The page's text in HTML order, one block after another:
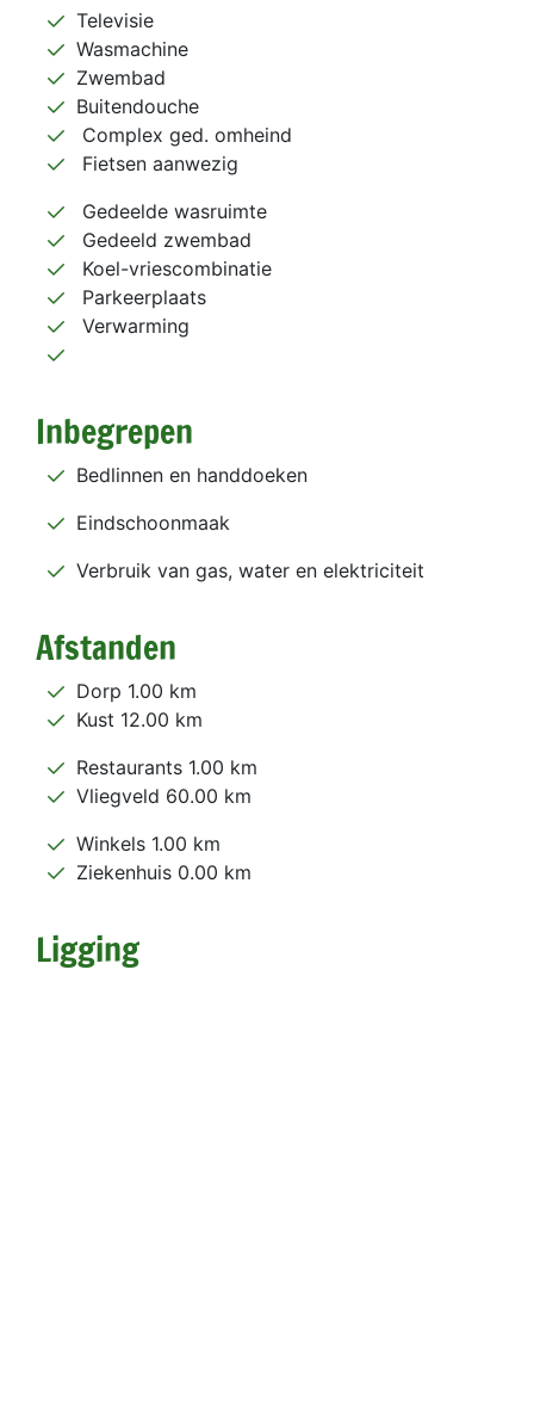
Televisie
Wasmachine
Zwembad
Buitendouche
Complex ged. omheind
Fietsen aanwezig
Gedeelde wasruimte
Gedeeld zwembad
Koel-vriescombinatie
Parkeerplaats
Verwarming
Inbegrepen
Bedlinnen en handdoeken
Eindschoonmaak
Verbruik van gas, water en elektriciteit
Afstanden
Dorp 1.00 km
Kust 12.00 km
Restaurants 1.00 km
Vliegveld 60.00 km
Winkels 1.00 km
Ziekenhuis 0.00 km
Ligging